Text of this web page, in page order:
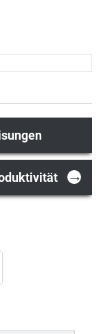
→